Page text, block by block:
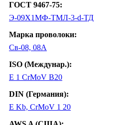
ГОСТ 9467-75:
Э-09Х1МФ-ТМЛ-3-d-ТД
Марка проволоки:
Св-08, 08А
ISO (Междунар.):
E 1 CrMoV B20
DIN (Германия):
E Kb, CrMoV 1 20